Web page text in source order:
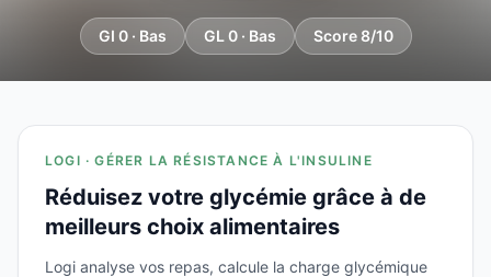
GI 0 · Bas GL 0 · Bas Score 8/10
LOGI · GÉRER LA RÉSISTANCE À L'INSULINE
Réduisez votre glycémie grâce à de
meilleurs choix alimentaires
Logi analyse vos repas, calcule la charge glycémique